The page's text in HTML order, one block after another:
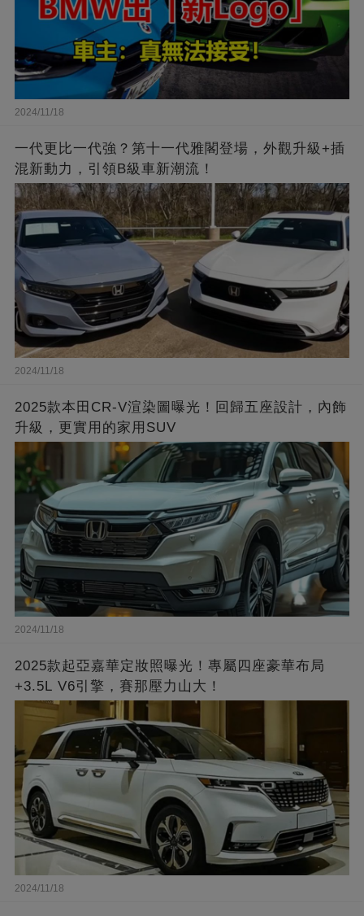
2024/11/18
一代更比一代強？第十一代雅閣登場，外觀升級+插
混新動力，引領B級車新潮流！
2024/11/18
2025款本田CR-V渲染圖曝光！回歸五座設計，內飾
升級，更實用的家用SUV
2024/11/18
2025款起亞嘉華定妝照曝光！專屬四座豪華布局
+3.5L V6引擎，賽那壓力山大！
2024/11/18